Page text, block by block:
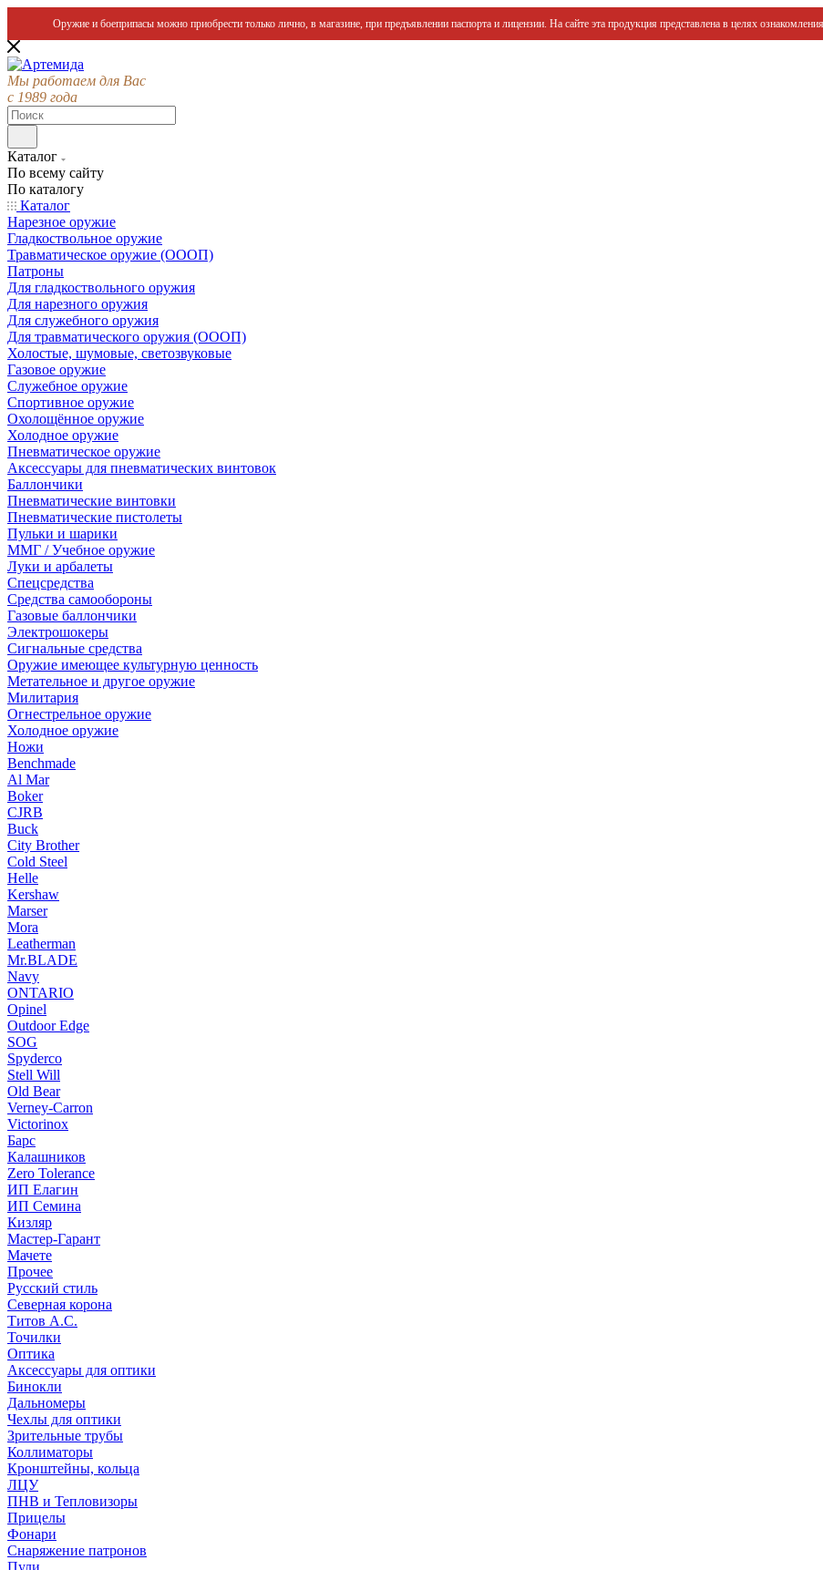
Оружие и боеприпасы можно приобрести только лично, в магазине, при предъявлении паспорта и лицензии. На сайте эта продукция представлена в целях
Мы работаем для Вас
с 1989 года
Каталог
По всему сайту
По каталогу
Каталог
Нарезное оружие
Гладкоствольное оружие
Травматическое оружие (ОООП)
Патроны
Для гладкоствольного оружия
Для нарезного оружия
Для служебного оружия
Для травматического оружия (ОООП)
Холостые, шумовые, светозвуковые
Газовое оружие
Служебное оружие
Спортивное оружие
Охолощённое оружие
Холодное оружие
Пневматическое оружие
Аксессуары для пневматических винтовок
Баллончики
Пневматические винтовки
Пневматические пистолеты
Пульки и шарики
ММГ / Учебное оружие
Луки и арбалеты
Спецсредства
Средства самообороны
Газовые баллончики
Электрошокеры
Сигнальные средства
Оружие имеющее культурную ценность
Метательное и другое оружие
Милитария
Огнестрельное оружие
Холодное оружие
Ножи
Benchmade
Al Mar
Boker
CJRB
Buck
City Brother
Cold Steel
Helle
Kershaw
Marser
Mora
Leatherman
Mr.BLADE
Navy
ONTARIO
Opinel
Outdoor Edge
SOG
Spyderco
Stell Will
Old Bear
Verney-Carron
Victorinox
Барс
Калашников
Zero Tolerance
ИП Елагин
ИП Семина
Кизляр
Мастер-Гарант
Мачете
Прочее
Русский стиль
Северная корона
Титов А.С.
Точилки
Оптика
Аксессуары для оптики
Бинокли
Дальномеры
Чехлы для оптики
Зрительные трубы
Коллиматоры
Кронштейны, кольца
ЛЦУ
ПНВ и Тепловизоры
Прицелы
Фонари
Снаряжение патронов
Пули